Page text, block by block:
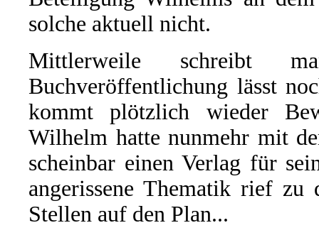
solche aktuell nicht.
Mittlerweile schreibt
Buchveröffentlichung lässt
kommt plötzlich wieder
Wilhelm hatte nunmehr mit
scheinbar einen Verlag für
angerissene Thematik rief zu
Stellen auf den Plan...